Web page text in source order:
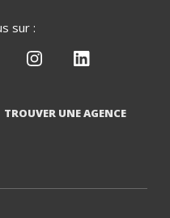
sur :
TROUVER UNE AGENCE